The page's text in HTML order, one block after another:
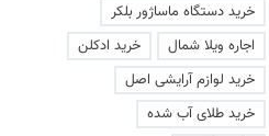
خرید دستگاه ماساژور بلکر
اجاره ویلا شمال
خرید ادکلن
خرید لوازم آرایشی اصل
خرید طلای آب شده